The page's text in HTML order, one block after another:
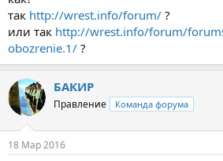
так http://wrest.info/forum/ ?
или так http://wrest.info/forum/
obozrenie.1/ ?
БАКИР
Правление Команда форума
18 Мар 2016